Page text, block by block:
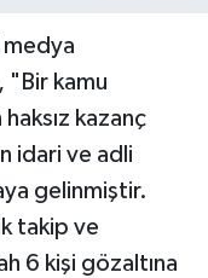
medya
"Bir kamu
kazanç
idari ve adli
gelinmiştir.
takip ve
6 kişi gözaltına